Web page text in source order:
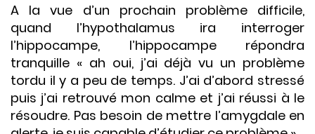
A la vue d’un prochain problème difficile,
quand l’hypothalamus ira interroger
l’hippocampe, l’hippocampe répondra
tranquille « ah oui, j’ai déjà vu un problème
tordu il y a peu de temps. J’ai d’abord stressé
puis j’ai retrouvé mon calme et j’ai réussi à le
résoudre. Pas besoin de mettre l’amygdale en